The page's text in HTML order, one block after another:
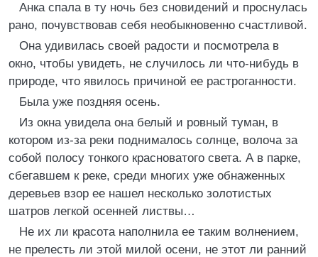
Анка спала в ту ночь без сновидений и проснулась
рано, почувствовав себя необыкновенно счастливой.
Она удивилась своей радости и посмотрела в
окно, чтобы увидеть, не случилось ли что-нибудь в
природе, что явилось причиной ее растроганности.
Была уже поздняя осень.
Из окна увидела она белый и ровный туман, в
котором из-за реки поднималось солнце, волоча за
собой полосу тонкого красноватого света. А в парке,
сбегавшем к реке, среди многих уже обнаженных
деревьев взор ее нашел несколько золотистых
шатров легкой осенней листвы…
Не их ли красота наполнила ее таким волнением,
не прелесть ли этой милой осени, не этот ли ранний